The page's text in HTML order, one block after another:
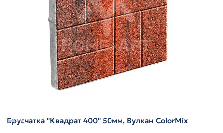
Брусчатка "Квадрат 400" 50мм, Вулкан ColorMix